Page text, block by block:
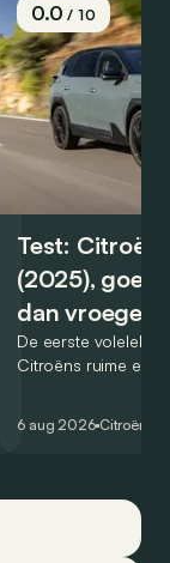
0.0/ 10
Test: Citroën
(2025), goed
dan vroeger
De eerste
Citroëns ruime en
dat ook gelukt?
6 aug 2026 Citroën